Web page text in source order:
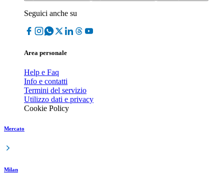
Seguici anche su
Area personale
Help e Faq
Info e contatti
Termini del servizio
Utilizzo dati e privacy
Cookie Policy
Mercato
Milan